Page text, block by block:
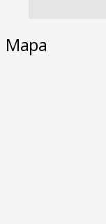
Mapa